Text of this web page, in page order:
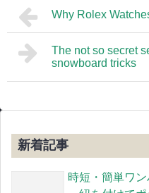
Why Rolex
The not so secret
snowboard tricks
新着記事
時短・簡単ワ